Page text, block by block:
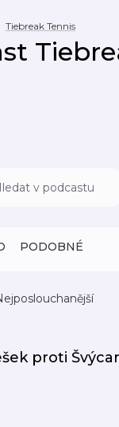
Tiebreak Tennis
PODOBNÉ
proti